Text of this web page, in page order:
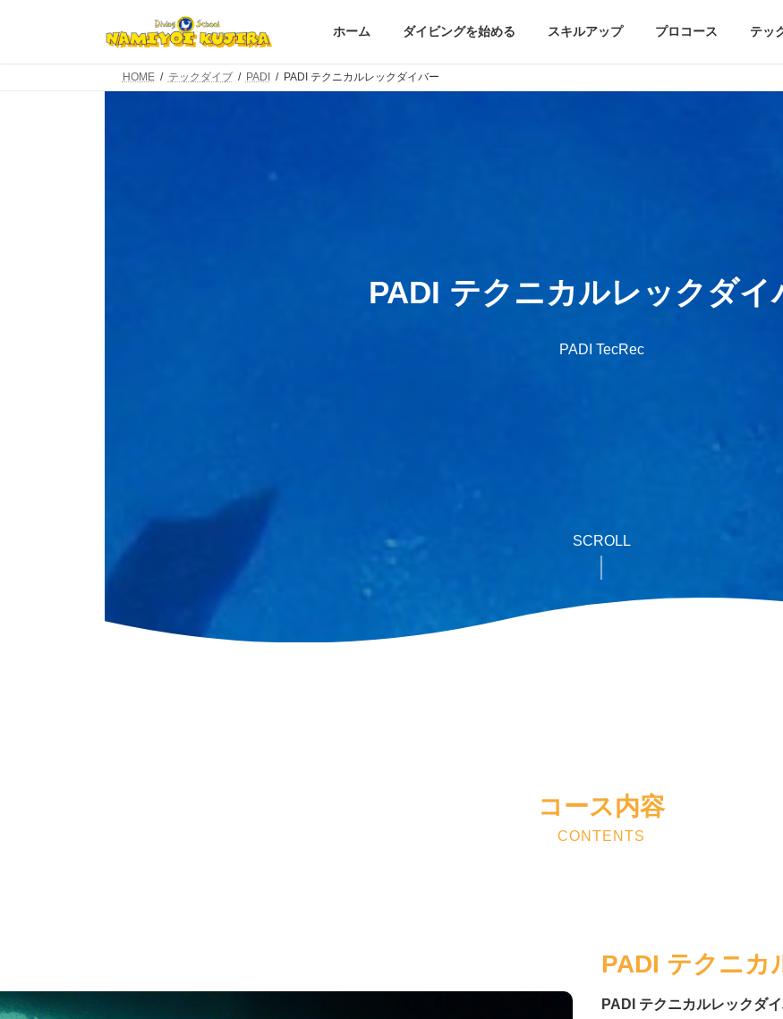
ホーム ダイビングを始める スキルアップ プロコース テッ
HOME テックダイブ PADI PADI テクニカルレックダイバー
PADI テクニカルレックダイ
PADI TecRec
SCROLL
コース内容
CONTENTS
PADI テクニカ
PADI テクニカルレックダ